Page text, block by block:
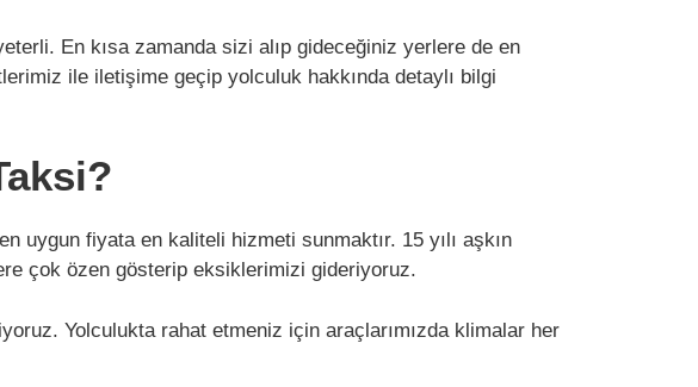
En kısa zamanda sizi alıp gideceğiniz yerlere de en
ile iletişime geçip yolculuk hakkında detaylı bilgi
uygun fiyata en kaliteli hizmeti sunmaktır. 15 yılı aşkın
çok özen gösterip eksiklerimizi gideriyoruz.
Yolculukta rahat etmeniz için araçlarımızda klimalar her